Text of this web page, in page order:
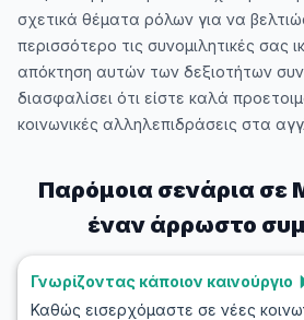
σχετικά θέματα ρόλων για να
περισσότερο τις συνομιλητικές σας
απόκτηση αυτών των δεξιοτήτων
διασφαλίσει ότι είστε καλά
κοινωνικές αλληλεπιδράσεις στα
Παρόμοια σενάρια σε
έναν άρρωστο
Γνωρίζοντας κάποιον καινούργιο
Καθώς εισερχόμαστε σε νέες